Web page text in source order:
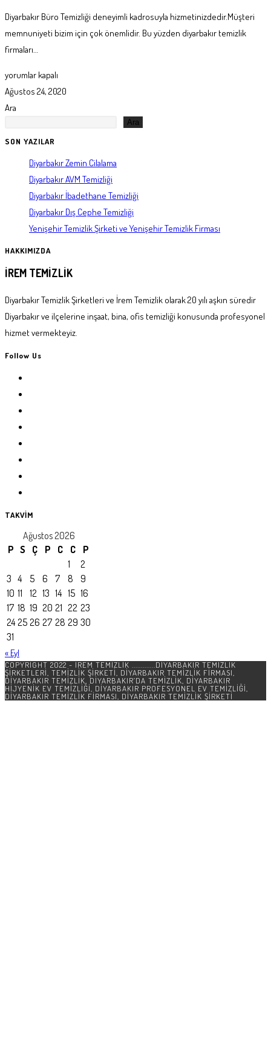
Diyarbakır Büro Temizliği deneyimli kadrosuyla hizmetinizdedir.Müşteri
memnuniyeti bizim için çok önemlidir. Bu yüzden diyarbakır temizlik
firmaları…
Diyarbakır
Büro
Temizliği
yorumlar kapalı
Ağustos 24, 2020
Ara
Ara
SON YAZILAR
Diyarbakır Zemin Cilalama
Diyarbakır AVM Temizliği
Diyarbakır İbadethane Temizliği
Diyarbakır Dış Cephe Temizliği
Yenişehir Temizlik Şirketi ve Yenişehir Temizlik Firması
HAKKIMIZDA
İREM TEMİZLİK
Diyarbakır Temizlik Şirketleri ve İrem Temizlik olarak 20 yılı aşkın süredir
Diyarbakır ve ilçelerine inşaat, bina, ofis temizliği konusunda profesyonel
hizmet vermekteyiz.
Follow Us
TAKVİM
Ağustos 2026
P S Ç P C C
P
1
2
3 4 5 6 7 8
9
10 11 12 13 14 15 16
17 18 19 20 21 22 23
24 25 26 27 28 29 30
31
« Eyl
COPYRIGHT 2022 - İREM TEMİZLİK .............DIYARBAKIR TEMIZLIK
ŞIRKETLERI, TEMIZLIK ŞIRKETI, DIYARBAKIR TEMIZLIK FIRMASI,
DIYARBAKIR TEMIZLIK, DIYARBAKIR’DA TEMIZLIK, DIYARBAKIR
HIJYENIK EV TEMIZLIĞI, DIYARBAKIR PROFESYONEL EV TEMIZLIĞI,
DIYARBAKIR TEMIZLIK FIRMASI, DIYARBAKIR TEMIZLIK ŞIRKETI